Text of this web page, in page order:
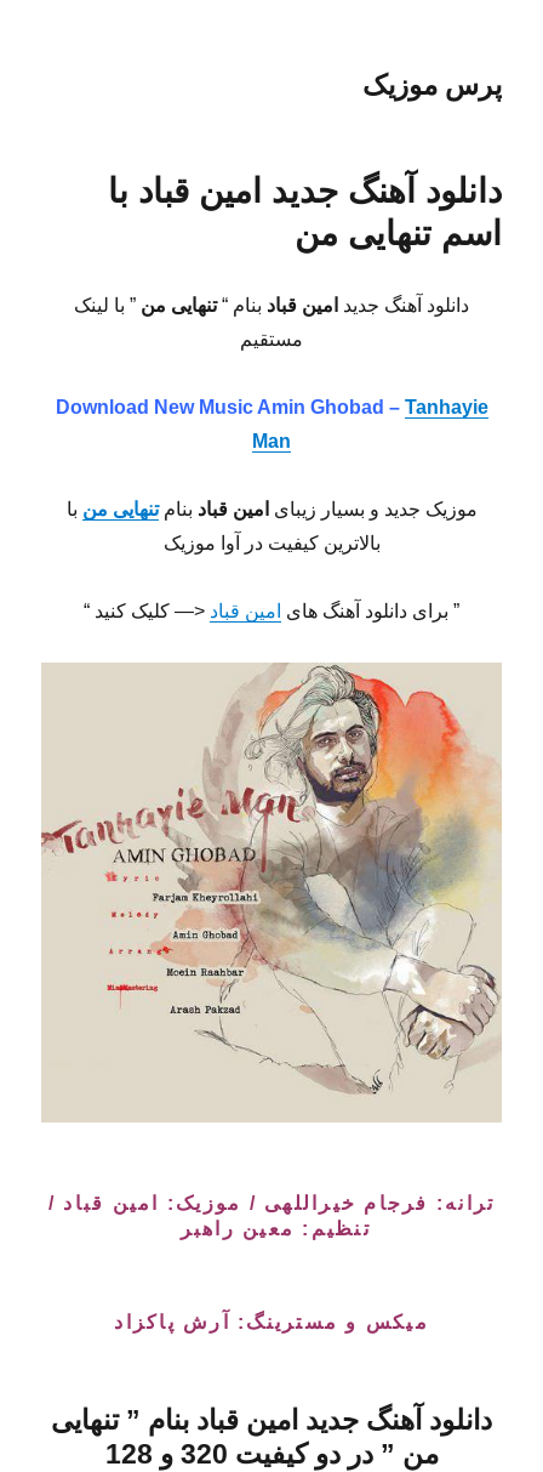
پرس موزیک
دانلود آهنگ جدید امین قباد با
اسم تنهایی من
دانلود آهنگ جدید امین قباد بنام “تنهایی من ” با لینک
مستقیم
Download New MusicAmin Ghobad – Tanhayie
Man
موزیک جدید و بسیار زیبای امین قباد بنام تنهایی من با
بالاترین کیفیت در آوا موزیک
” برای دانلود آهنگ های امین قباد <— کلیک کنید “
ترانه: فرجام خیراللهی / موزیک: امین قباد /
تنظیم: معین راهبر
میکس و مسترینگ: آرش پاکزاد
دانلود آهنگ جدید امین قباد بنام ” تنهایی
من ” در دو کیفیت 320 و 128